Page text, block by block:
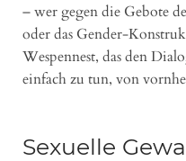
– wer gegen die Gebote
oder das Gender-
Wespennest, das den
einfach zu tun, von
Sexuelle